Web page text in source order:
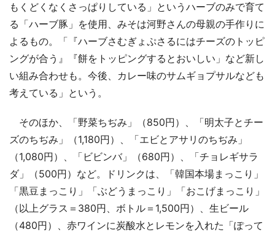
もくどくなくさっぱりしている」というハーブのみで育て
る「ハーブ豚」を使用、みそは河野さんの母親の手作りに
よるもの。「『ハーブさむぎょぷさるにはチーズのトッピ
ングが合う』『餅をトッピングするとおいしい」など新し
い組み合わせも。今後、カレー味のサムギョプサルなども
考えている」という。
そのほか、「野菜ちぢみ」（850円）、「明太子とチー
ズのちぢみ」（1,180円）、「エビとアサリのちぢみ」
（1,080円）、「ビビンバ」（680円）、「チョレギサラ
ダ」（500円）など。ドリンクは、「韓国本場まっこり」
「黒豆まっこり」「ぶどうまっこり」「おこげまっこり」
（以上グラス＝380円、ボトル＝1,500円）、生ビール
（480円）、赤ワインに炭酸水とレモンを入れた「ぽって